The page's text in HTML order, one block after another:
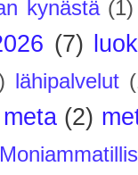
kynästä (1)
(7)
lähipalvelut
meta (2)